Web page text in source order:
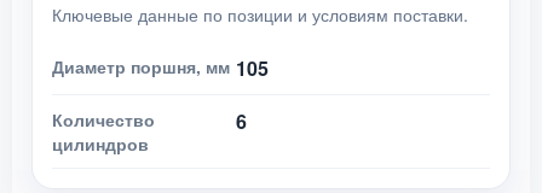
Ключевые данные по позиции и условиям поставки.
Диаметр поршня, мм 105
Количество
цилиндров
6